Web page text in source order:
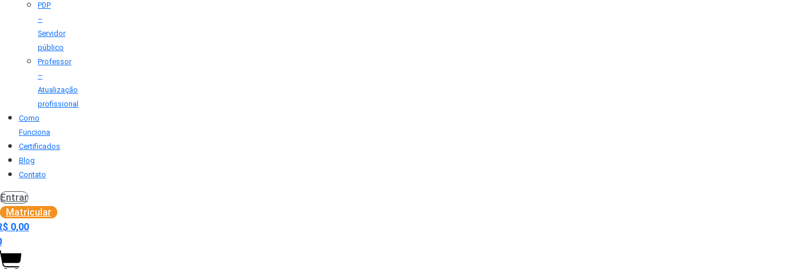
PDP
–
Servidor
público
Professor
–
Atualização
profissional
Como
Funciona
Certificados
Blog
Contato
Entrar
Matricular
0,00